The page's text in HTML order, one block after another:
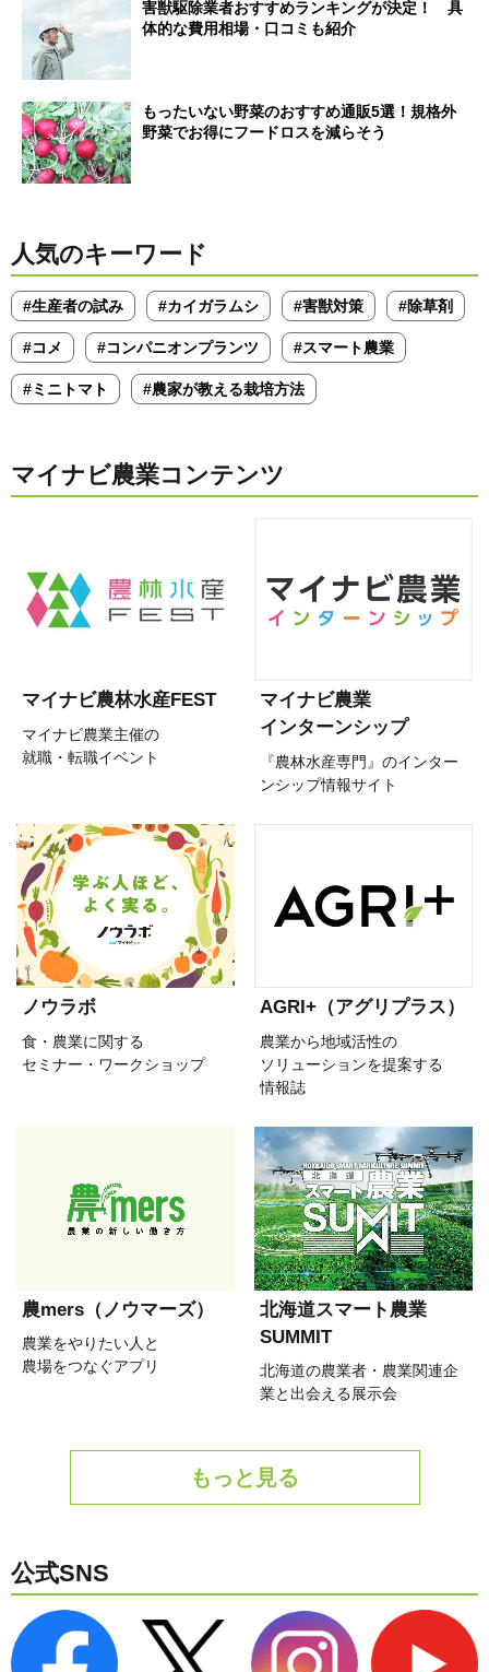
害獣駆除業者おすすめランキングが決定！ 具
体的な費用相場・口コミも紹介
もったいない野菜のおすすめ通販5選！規格外
野菜でお得にフードロスを減らそう
人気のキーワード
#生産者の試み #カイガラムシ #害獣対策 #除草剤
#コメ #コンパニオンプランツ #スマート農業
#ミニトマト #農家が教える栽培方法
マイナビ農業コンテンツ
マイナビ農林水産FEST
マイナビ農業主催の
就職・転職イベント
マイナビ農業
インターンシップ
『農林水産専門』のインター
ンシップ情報サイト
ノウラボ
食・農業に関する
セミナー・ワークショップ
AGRI+（アグリプラス）
農業から地域活性の
ソリューションを提案する
情報誌
農mers（ノウマーズ）
農業をやりたい人と
農場をつなぐアプリ
北海道スマート農業
SUMMIT
北海道の農業者・農業関連企
業と出会える展示会
もっと見る
公式SNS